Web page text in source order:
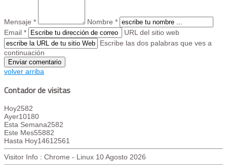
Mensaje *
Nombre *
Email *
URL del sitio web
Escribe las dos palabras que ves a
continuación
volver arriba
Contador de visitas
Hoy2582
Ayer10180
Esta Semana2582
Este Mes55882
Hasta Hoy14612561
Visitor Info : Chrome - Linux 10 Agosto 2026